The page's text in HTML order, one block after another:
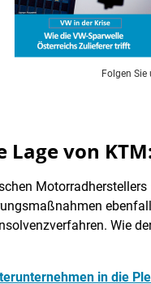
Folgen
von
Wie
in die